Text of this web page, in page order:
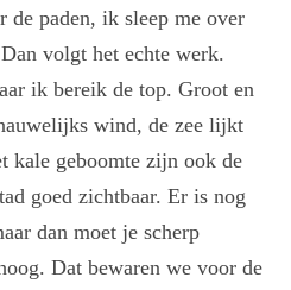
de paden, ik sleep me over
volgt het echte werk.
ik bereik de top. Groot en
wind, de zee lijkt
kale geboomte zijn ook de
goed zichtbaar. Er is nog
dan moet je scherp
Dat bewaren we voor de